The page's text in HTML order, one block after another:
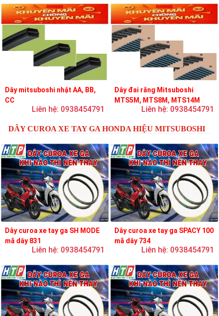
Dây mitsuboshi nhật AA, BB,
CC
Liên hệ: 0938454791
Dây đai răng Mitsuboshi
MTS5M, MTS8M, MTS14M
Liên hệ: 0938454791
DÂY CUROA XE TAY GA HONDA HIỆU MITSUBOSHI
Dây curoa xe tay ga SH MODE
mã dây 831
Liên hệ: 0938454791
Dây curoa xe tay ga SPACY 100
mã dây 734
Liên hệ: 0938454791